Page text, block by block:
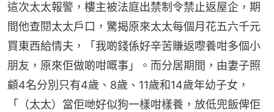
這次太太報警，樓主被法庭出禁制令禁止返屋企，期
間他查閱太太戶口，驚揭原來太太每個月花五六千元
買東西給情夫，「我啲錢係好辛苦賺返嚟養咁多個小
朋友，原來佢做啲咁嘅事」。而分居期間，由妻子照
顧4名分別只有4歲、8歲、11歲和14歲年幼子女，
「（太太）當佢哋好似狗一樣咁樣養，放低兜飯俾佢